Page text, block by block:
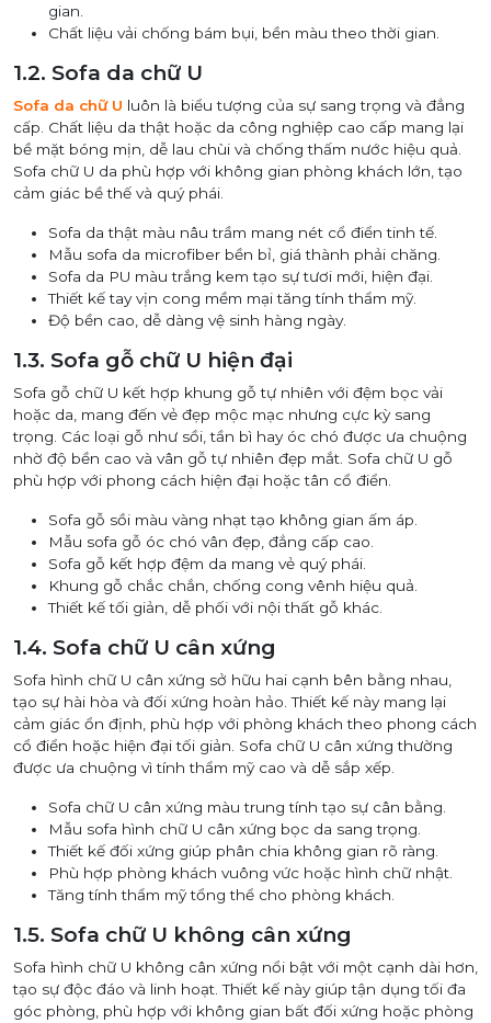
gian.
Chất liệu vải chống bám bụi, bền màu theo thời gian.
1.2. Sofa da chữ U
Sofa da chữ U luôn là biểu tượng của sự sang trọng và đẳng
cấp. Chất liệu da thật hoặc da công nghiệp cao cấp mang lại
bề mặt bóng mịn, dễ lau chùi và chống thấm nước hiệu quả.
Sofa chữ U da phù hợp với không gian phòng khách lớn, tạo
cảm giác bề thế và quý phái.
Sofa da thật màu nâu trầm mang nét cổ điển tinh tế.
Mẫu sofa da microfiber bền bỉ, giá thành phải chăng.
Sofa da PU màu trắng kem tạo sự tươi mới, hiện đại.
Thiết kế tay vịn cong mềm mại tăng tính thẩm mỹ.
Độ bền cao, dễ dàng vệ sinh hàng ngày.
1.3. Sofa gỗ chữ U hiện đại
Sofa gỗ chữ U kết hợp khung gỗ tự nhiên với đệm bọc vải
hoặc da, mang đến vẻ đẹp mộc mạc nhưng cực kỳ sang
trọng. Các loại gỗ như sồi, tần bì hay óc chó được ưa chuộng
nhờ độ bền cao và vân gỗ tự nhiên đẹp mắt. Sofa chữ U gỗ
phù hợp với phong cách hiện đại hoặc tân cổ điển.
Sofa gỗ sồi màu vàng nhạt tạo không gian ấm áp.
Mẫu sofa gỗ óc chó vân đẹp, đẳng cấp cao.
Sofa gỗ kết hợp đệm da mang vẻ quý phái.
Khung gỗ chắc chắn, chống cong vênh hiệu quả.
Thiết kế tối giản, dễ phối với nội thất gỗ khác.
1.4. Sofa chữ U cân xứng
Sofa hình chữ U cân xứng sở hữu hai cạnh bên bằng nhau,
tạo sự hài hòa và đối xứng hoàn hảo. Thiết kế này mang lại
cảm giác ổn định, phù hợp với phòng khách theo phong cách
cổ điển hoặc hiện đại tối giản. Sofa chữ U cân xứng thường
được ưa chuộng vì tính thẩm mỹ cao và dễ sắp xếp.
Sofa chữ U cân xứng màu trung tính tạo sự cân bằng.
Mẫu sofa hình chữ U cân xứng bọc da sang trọng.
Thiết kế đối xứng giúp phân chia không gian rõ ràng.
Phù hợp phòng khách vuông vức hoặc hình chữ nhật.
Tăng tính thẩm mỹ tổng thể cho phòng khách.
1.5. Sofa chữ U không cân xứng
Sofa hình chữ U không cân xứng nổi bật với một cạnh dài hơn,
tạo sự độc đáo và linh hoạt. Thiết kế này giúp tận dụng tối đa
góc phòng, phù hợp với không gian bất đối xứng hoặc phòng